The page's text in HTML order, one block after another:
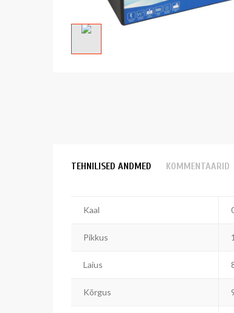
TEHNILISED ANDMED KOMMENTAARID
Kaal
Pikkus
Laius
Kõrgus